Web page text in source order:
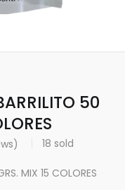
50
18 sold
MIX 15 COLORES